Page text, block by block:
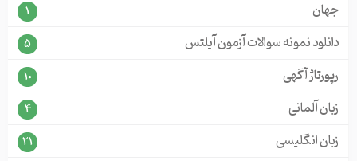
جهان 1
دانلود نمونه سوالات آزمون آیلتس 5
رپورتاژ آگهی 10
زبان آلمانی 4
زبان انگلیسی 21